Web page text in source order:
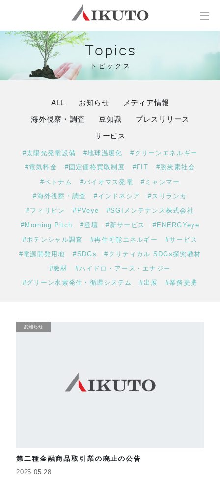
Topics
トピックス
ALL お知らせ
メディア情報
海外視察・調査
豆知識
プレスリリース
サービス
#太陽光発電設備 #地球温暖化
#クリーンエネルギー
#電気料金
#固定価格買取制度 #FIT
#脱炭素社会
#ベトナム
#バイオマス発電
#ミャンマー
#海外視察・調査
#インドネシア
#スリランカ
#フィリピン
#PVeye
#SGIメンテナンス株式会社
#Morning Pitch
#登壇 #新サービス
#ENERGYeye
#ポテンシャル調査
#再生可能エネルギー
#サービス
#電源開発用地
#SDGs
#クリティカル SDGs探究教材
#教材
#ハイドロ・アース・エナジー
#グリーン水素発生・循環システム
#出展 #業務提携
お知らせ
第二種金融商品取引業の廃止の公告
2025.05.28